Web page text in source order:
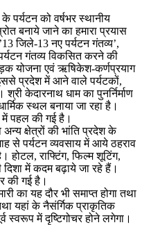
पर्यटन को वर्षभर स्थानीय
बनाये जाने का हमारा प्रयास
जिले-13 नए पर्यटन गंतव्य’,
गंतव्य विकसित करने की
योजना एवं ऋषिकेश-कर्णप्रयाग
प्रदेश में आने वाले पर्यटकों,
केदारनाथ धाम का पुनर्निर्माण
स्थल बनाया जा रहा है।
में पहल की गई है।
क्षेत्रों की भांति प्रदेश के
से पर्यटन व्यवसाय में आये ठहराव
राफ्टिंग, फिल्म शूटिंग,
में कदम बढ़ाये जा रहे हैं।
की गई है।
का यह दौर भी समाप्त होगा तथा
यहां के नैसंर्गिक प्राकृतिक
स्वरूप में दृष्टिगोचर होने लगेगा।